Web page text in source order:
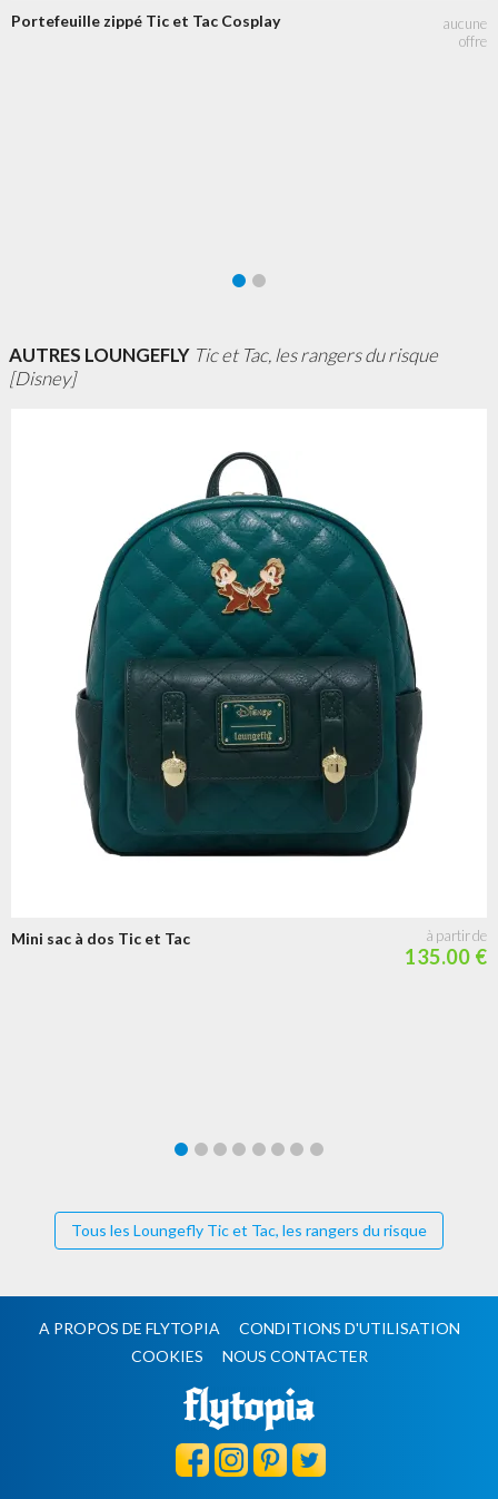
Portefeuille zippé Tic et Tac Cosplay
AUTRES LOUNGEFLY Tic et Tac, les rangers du risque
[Disney]
Mini sac à dos Tic et Tac
135.00 €
Tous les Loungefly Tic et Tac, les rangers du risque
A PROPOS DE FLYTOPIA
CONDITIONS D'UTILISATION
COOKIES
NOUS CONTACTER